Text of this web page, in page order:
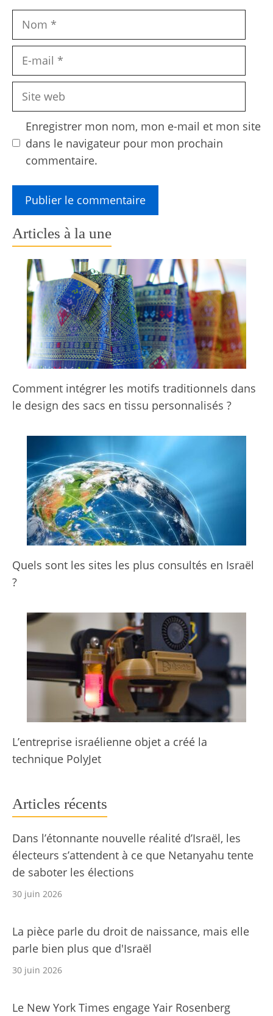
Nom
Site
Enregistrer mon nom, mon e-mail et mon site
dans le navigateur pour mon prochain
commentaire.
Articles à la une
Comment intégrer les motifs traditionnels dans
le design des sacs en tissu personnalisés ?
Quels sont les sites les plus consultés en Israël
?
L’entreprise israélienne objet a créé la
technique PolyJet
Articles récents
Dans l’étonnante nouvelle réalité d’Israël, les
électeurs s’attendent à ce que Netanyahu tente
de saboter les élections
30 juin 2026
La pièce parle du droit de naissance, mais elle
parle bien plus que d'Israël
30 juin 2026
Le New York Times engage Yair Rosenberg